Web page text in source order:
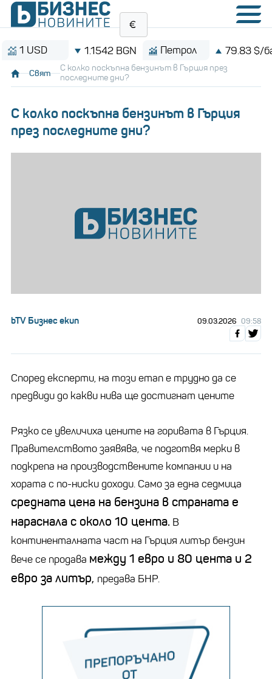
1.1542 BGN Петрол 79.83 $/барел
Свят
С колко поскъпна бензинът в Гърция през
последните дни?
С колко поскъпна бензинът в Гърция
през последните дни?
bTV Бизнес екип 09.03.2026 09:58
Според експерти, на този етап е трудно да се
предвиди до какви нива ще достигнат цените
Рязко се увеличиха цените на горивата в Гърция.
Правителството заявява, че подготвя мерки в
подкрепа на производствените компании и на
хората с по-ниски доходи. Само за една седмица
средната цена на бензина в страната е
нараснала с около 10 цента. В
континенталната част на Гърция литър бензин
вече се продава между 1 евро и 80 цента и 2
евро за литър, предава БНР.